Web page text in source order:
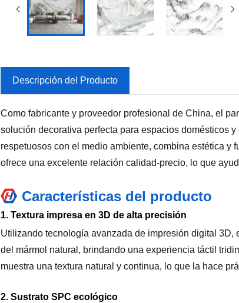
Descripción del Producto
Como fabricante y proveedor profesional de China, el
solución decorativa perfecta para espacios domésticos
respetuosos con el medio ambiente, combina estética
ofrece una excelente relación calidad-precio, lo que
Características del producto
1. Textura impresa en 3D de alta precisión
Utilizando tecnología avanzada de impresión digital
del mármol natural, brindando una experiencia táctil
muestra una textura natural y continua, lo que la hace
2. Sustrato SPC ecológico